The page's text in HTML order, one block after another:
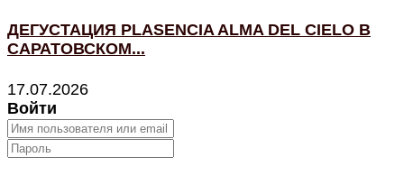
ДЕГУСТАЦИЯ PLASENCIA ALMA DEL CIELO В
САРАТОВСКОМ...
17.07.2026
Войти